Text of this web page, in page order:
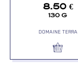
8.50 €
130 G
DOMAINE TERRA